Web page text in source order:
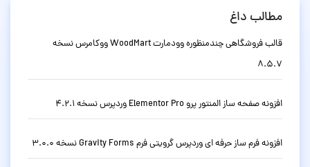
مطالب داغ
قالب فروشگاهی چندمنظوره وودمارت WoodMart ووکامرس نسخه
8.5.7
افزونه صفحه ساز المنتور پرو Elementor Pro وردپرس نسخه 4.2.1
افزونه فرم ساز حرفه ای وردپرس گرویتی فرم Gravity Forms نسخه 3.0.0